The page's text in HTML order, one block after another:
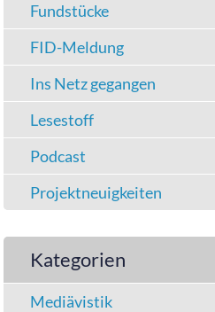
Fundstücke
FID-Meldung
Ins Netz gegangen
Lesestoff
Podcast
Projektneuigkeiten
Kategorien
Mediävistik